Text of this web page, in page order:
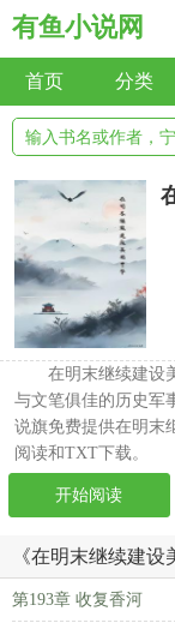
有鱼小说网
首页 分类
在明末继续建设
与文笔俱佳的历史军
说旗免费提供在明末
阅读和TXT下载。
开始阅读
《在明末继续建
第193章 收复香河